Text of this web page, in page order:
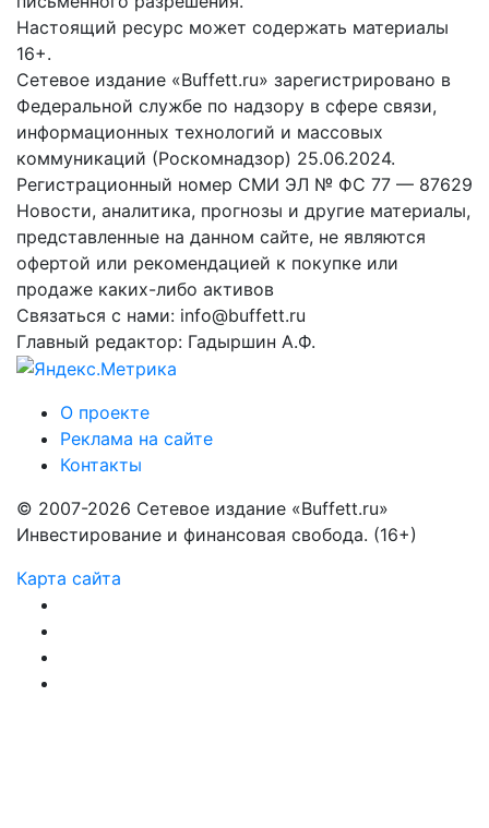
Настоящий ресурс может содержать материалы
16+.
Сетевое издание «Buffett.ru» зарегистрировано в
Федеральной службе по надзору в сфере связи,
информационных технологий и массовых
коммуникаций (Роскомнадзор) 25.06.2024.
Регистрационный номер СМИ ЭЛ № ФС 77 — 87629
Новости, аналитика, прогнозы и другие материалы,
представленные на данном сайте, не являются
офертой или рекомендацией к покупке или
продаже каких-либо активов
Связаться с нами: info@buffett.ru
Главный редактор: Гадыршин А.Ф.
О проекте
Реклама на сайте
Контакты
© 2007-2026 Сетевое издание «Buffett.ru»
Инвестирование и финансовая свобода. (16+)
Карта сайта